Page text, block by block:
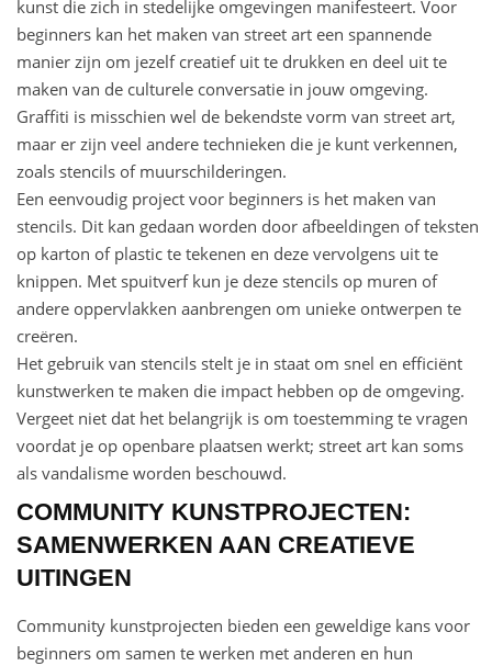
kunst die zich in stedelijke omgevingen manifesteert. Voor
beginners kan het maken van street art een spannende
manier zijn om jezelf creatief uit te drukken en deel uit te
maken van de culturele conversatie in jouw omgeving.
Graffiti is misschien wel de bekendste vorm van street art,
maar er zijn veel andere technieken die je kunt verkennen,
zoals stencils of muurschilderingen.
Een eenvoudig project voor beginners is het maken van
stencils. Dit kan gedaan worden door afbeeldingen of teksten
op karton of plastic te tekenen en deze vervolgens uit te
knippen. Met spuitverf kun je deze stencils op muren of
andere oppervlakken aanbrengen om unieke ontwerpen te
creëren.
Het gebruik van stencils stelt je in staat om snel en efficiënt
kunstwerken te maken die impact hebben op de omgeving.
Vergeet niet dat het belangrijk is om toestemming te vragen
voordat je op openbare plaatsen werkt; street art kan soms
als vandalisme worden beschouwd.
COMMUNITY KUNSTPROJECTEN:
SAMENWERKEN AAN CREATIEVE
UITINGEN
Community kunstprojecten bieden een geweldige kans voor
beginners om samen te werken met anderen en hun